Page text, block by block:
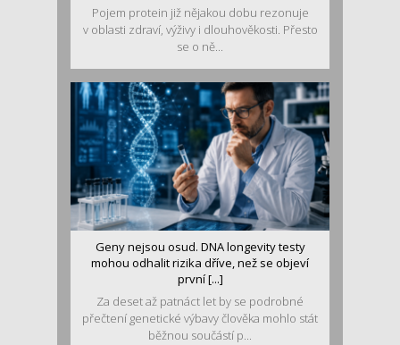
Pojem protein již nějakou dobu rezonuje
v oblasti zdraví, výživy i dlouhověkosti. Přesto
se o ně...
Geny nejsou osud. DNA longevity testy
mohou odhalit rizika dříve, než se objeví
první [...]
Za deset až patnáct let by se podrobné
přečtení genetické výbavy člověka mohlo stát
běžnou součástí p...